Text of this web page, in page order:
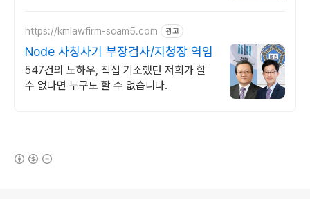
https://kmlawfirm-scam5.com 광고
Node 사칭사기 부장검사/지청장 역임
547건의 노하우, 직접 기소했던 저희가 할
수 없다면 누구도 할 수 없습니다.